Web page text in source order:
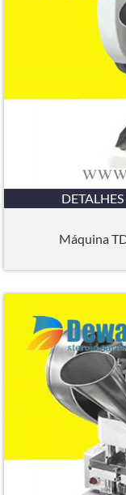
DETALHES
Máquina